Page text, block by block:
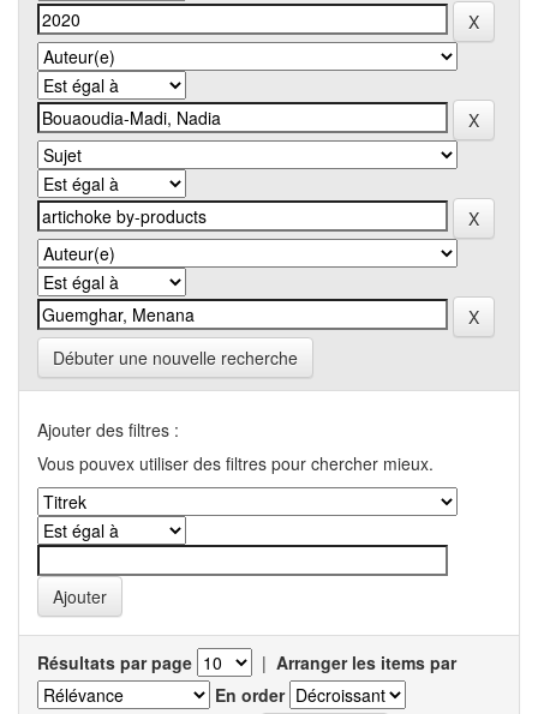
Débuter une nouvelle recherche
Ajouter des filtres :
Vous pouvex utiliser des filtres pour chercher mieux.
Résultats par page | Arranger les items par
En order